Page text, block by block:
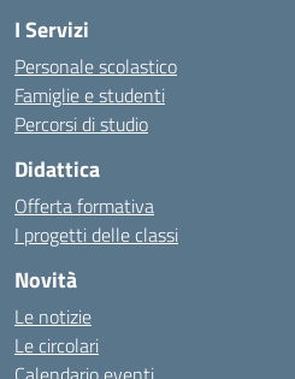
I Servizi
Personale scolastico
Famiglie e studenti
Percorsi di studio
Didattica
Offerta formativa
I progetti delle classi
Novità
Le notizie
Le circolari